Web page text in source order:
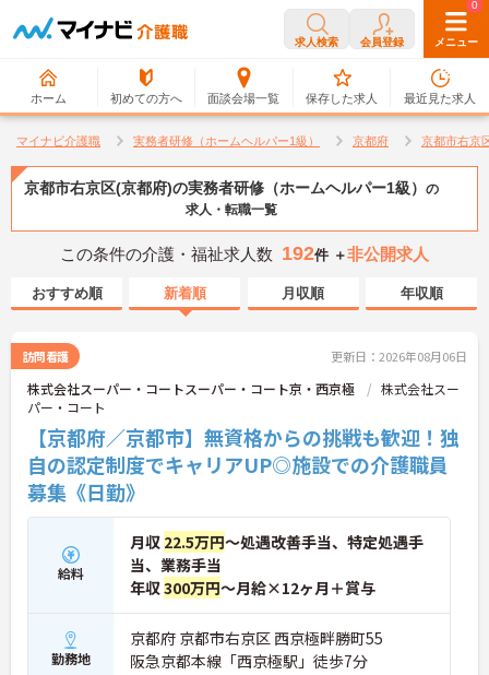
求人検索 会員登録 メニュー
ホーム 初めての方へ 面談会場一覧
0
保存した求人
0
最近見た求人
マイナビ介護職 実務者研修（ホームヘルパー1級） 京都府 京都市右京
京都市右京区(京都府)の実務者研修（ホームヘルパー1級） の
求人・転職一覧
この条件の介護・福祉求人数 192件 ＋非公開求人
おすすめ順 新着順 月収順 年収順
訪問看護 更新日：2026年08月06日
株式会社スーパー・コートスーパー・コート京・西京極
株式会社スー
パー・コート
【京都府／京都市】無資格からの挑戦も歓迎！独
自の認定制度でキャリアUP◎施設での介護職員
募集《日勤》
給料
月収 22.5万円～処遇改善手当、特定処遇手
当、業務手当
年収300万円～月給×12ヶ月＋賞与
勤務地
京都府 京都市右京区 西京極畔勝町55
阪急京都本線「西京極駅」徒歩7分